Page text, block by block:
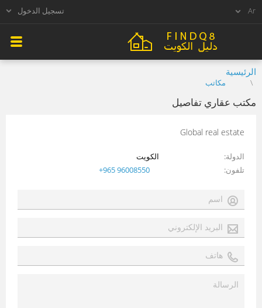
تسجيل الدخول
الرئيسية
مكاتب
مكتب عقاري تفاصيل
Global real estate
الدولة
الكويت
تلفون
+965 96008550